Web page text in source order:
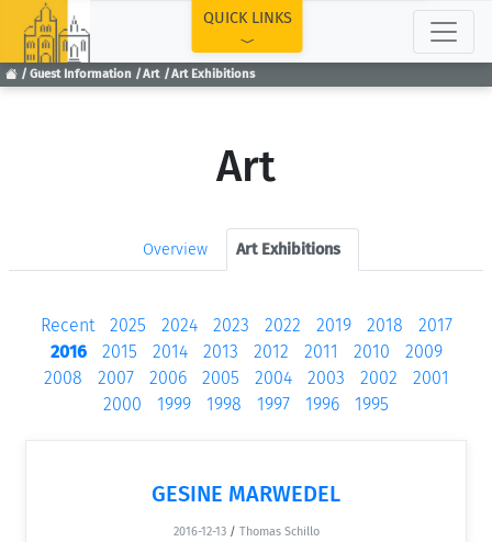
Guest Information Art Art Exhibitions
QUICK LINKS
Art
Overview Art Exhibitions
Recent 2025 2024 2023 2022 2019 2018
2017
2016
2015 2014 2013 2012 2011 2010
2009
2008
2007 2006 2005 2004 2003 2002
2001
2000
1999 1998 1997 1996 1995
GESINE MARWEDEL
2016-12-13 / Thomas Schillo